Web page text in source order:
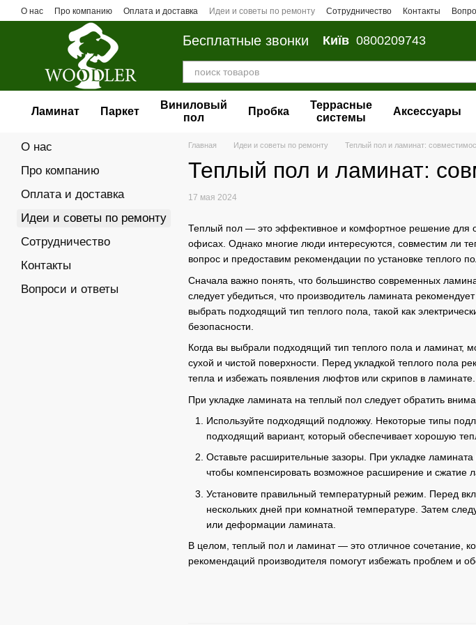
Перейти к основному контенту
О нас Про компанию Оплата и доставка Идеи и советы по ремонту Сотрудничество Контакты
Бесплатные звонки Київ 0800209743
Ламинат Паркет
Виниловый
пол
Пробка
Террасные
системы
Аксессуары
Главная Идеи и советы по ремонту Теплый пол и ламинат:
Теплый пол и ламинат:
17 мая 2024
Теплый пол — это эффективное и комфортное решение для
офисах. Однако многие люди интересуются, совместим ли
вопрос и предоставим рекомендации по установке теплого
Сначала важно понять, что большинство современных
следует убедиться, что производитель ламината
выбрать подходящий тип теплого пола, такой как
безопасности.
Когда вы выбрали подходящий тип теплого пола и ламинат,
сухой и чистой поверхности. Перед укладкой теплого пола
тепла и избежать появления люфтов или скрипов в ламинате.
При укладке ламината на теплый пол следует обратить
Используйте подходящий подложку. Некоторые типы
подходящий вариант, который обеспечивает хорошую
Оставьте расширительные зазоры. При укладке
чтобы компенсировать возможное расширение и сжатие
Установите правильный температурный режим. Перед
нескольких дней при комнатной температуре. Затем
или деформации ламината.
В целом, теплый пол и ламинат — это отличное сочетание,
рекомендаций производителя помогут избежать проблем и
О нас
Про компанию
Оплата и доставка
Идеи и советы по ремонту
Сотрудничество
Контакты
Вопроси и ответы